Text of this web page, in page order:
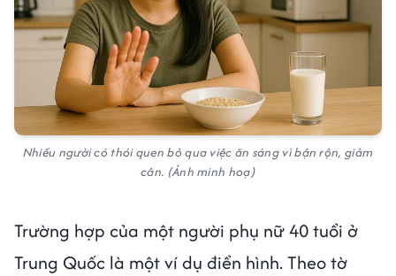
Nhiều người có thói quen bỏ qua việc ăn sáng vì bận rộn, giảm
cân. (Ảnh minh hoạ)
Trường hợp của một người phụ nữ 40 tuổi ở
Trung Quốc là một ví dụ điển hình. Theo tờ